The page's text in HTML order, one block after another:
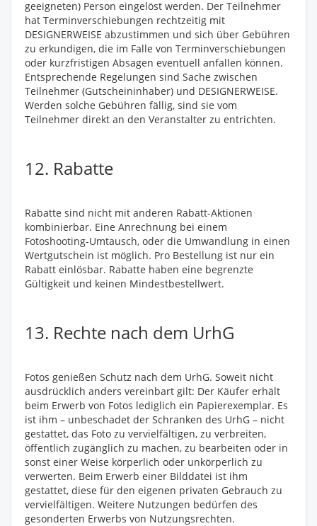
geeigneten) Person eingelöst werden. Der Teilnehmer
hat Terminverschiebungen rechtzeitig mit
DESIGNERWEISE abzustimmen und sich über Gebühren
zu erkundigen, die im Falle von Terminverschiebungen
oder kurzfristigen Absagen eventuell anfallen können.
Entsprechende Regelungen sind Sache zwischen
Teilnehmer (Gutscheininhaber) und DESIGNERWEISE.
Werden solche Gebühren fällig, sind sie vom
Teilnehmer direkt an den Veranstalter zu entrichten.
12. Rabatte
Rabatte sind nicht mit anderen Rabatt-Aktionen
kombinierbar. Eine Anrechnung bei einem
Fotoshooting-Umtausch, oder die Umwandlung in einen
Wertgutschein ist möglich. Pro Bestellung ist nur ein
Rabatt einlösbar. Rabatte haben eine begrenzte
Gültigkeit und keinen Mindestbestellwert.
13. Rechte nach dem UrhG
Fotos genießen Schutz nach dem UrhG. Soweit nicht
ausdrücklich anders vereinbart gilt: Der Käufer erhält
beim Erwerb von Fotos lediglich ein Papierexemplar. Es
ist ihm – unbeschadet der Schranken des UrhG – nicht
gestattet, das Foto zu vervielfältigen, zu verbreiten,
öffentlich zugänglich zu machen, zu bearbeiten oder in
sonst einer Weise körperlich oder unkörperlich zu
verwerten. Beim Erwerb einer Bilddatei ist ihm
gestattet, diese für den eigenen privaten Gebrauch zu
vervielfältigen. Weitere Nutzungen bedürfen des
gesonderten Erwerbs von Nutzungsrechten.